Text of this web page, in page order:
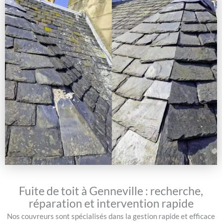
Fuite de toit à Genneville : recherche,
réparation et intervention rapide
Nos couvreurs sont spécialisés dans la gestion rapide et efficace